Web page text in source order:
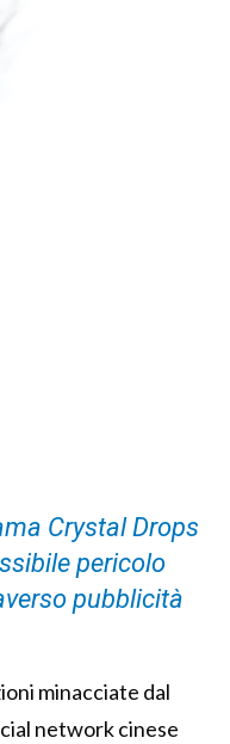
Crystal Drops
pericolo
pubblicità
minacciate dal
network cinese